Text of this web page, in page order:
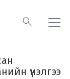
үнэлгээ